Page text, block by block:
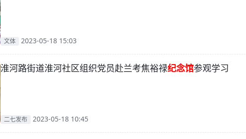
文体 2023-05-18 15:03
淮河路街道淮河社区组织党员赴兰考焦裕禄纪念馆参观学习
二七发布 2023-05-18 10:45